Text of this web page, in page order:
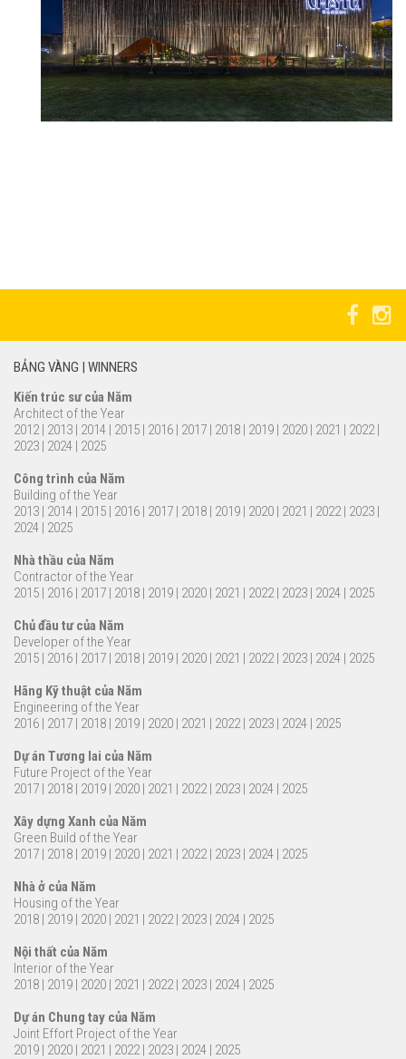
BẢNG VÀNG | WINNERS
Kiến trúc sư của Năm
Architect of the Year
2012| 2013 | 2014 | 2015 | 2016 | 2017 | 2018 | 2019 | 2020 | 2021 | 2022|
2023 | 2024 | 2025
Công trình của Năm
Building of the Year
2013 | 2014 | 2015 | 2016 | 2017 | 2018 | 2019 | 2020 | 2021 | 2022| 2023 |
2024 | 2025
Nhà thầu của Năm
Contractor of the Year
2015 | 2016 | 2017 | 2018 | 2019 | 2020 | 2021 | 2022| 2023 | 2024 | 2025
Chủ đầu tư của Năm
Developer of the Year
2015 | 2016 | 2017 | 2018 | 2019 | 2020 | 2021 | 2022| 2023 | 2024 | 2025
Hãng Kỹ thuật của Năm
Engineering of the Year
2016 | 2017 | 2018 | 2019 | 2020 | 2021 | 2022| 2023 | 2024 | 2025
Dự án Tương lai của Năm
Future Project of the Year
2017 | 2018 | 2019 | 2020 | 2021 | 2022| 2023 | 2024 | 2025
Xây dựng Xanh của Năm
Green Build of the Year
2017 | 2018 | 2019 | 2020 | 2021 | 2022| 2023 | 2024 | 2025
Nhà ở của Năm
Housing of the Year
2018 | 2019 | 2020 | 2021 | 2022| 2023 | 2024 | 2025
Nội thất của Năm
Interior of the Year
2018 | 2019 | 2020 | 2021 | 2022| 2023 | 2024 | 2025
Dự án Chung tay của Năm
Joint Effort Project of the Year
2019 | 2020 | 2021 | 2022| 2023 | 2024 | 2025